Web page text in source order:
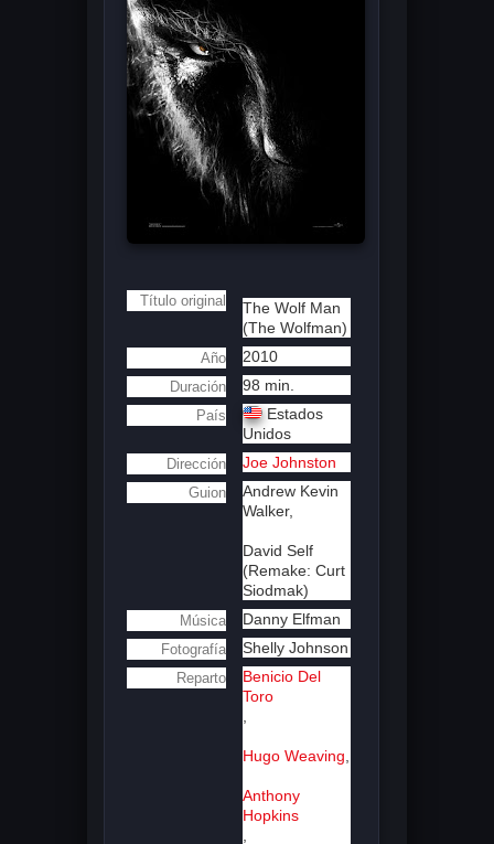
Título original
The Wolf Man
(The Wolfman)
Año 2010
Duración 98 min.
País
Estados
Unidos
Dirección Joe Johnston
Guion
Andrew Kevin
Walker,
David Self
(Remake: Curt
Siodmak)
Música Danny Elfman
Fotografía Shelly Johnson
Reparto
Benicio Del
Toro
Hugo Weaving
Anthony
Hopkins